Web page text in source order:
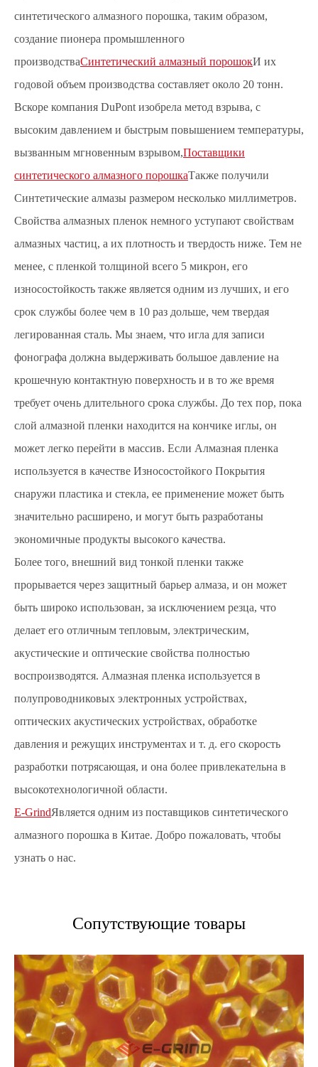
синтетического алмазного порошка, таким образом,
создание пионера промышленного
производстваСинтетический алмазный порошокИ их
годовой объем производства составляет около 20 тонн.
Вскоре компания DuPont изобрела метод взрыва, с
высоким давлением и быстрым повышением температуры,
вызванным мгновенным взрывом,Поставщики
синтетического алмазного порошкаТакже получили
Синтетические алмазы размером несколько миллиметров.
Свойства алмазных пленок немного уступают свойствам
алмазных частиц, а их плотность и твердость ниже. Тем не
менее, с пленкой толщиной всего 5 микрон, его
износостойкость также является одним из лучших, и его
срок службы более чем в 10 раз дольше, чем твердая
легированная сталь. Мы знаем, что игла для записи
фонографа должна выдерживать большое давление на
крошечную контактную поверхность и в то же время
требует очень длительного срока службы. До тех пор, пока
слой алмазной пленки находится на кончике иглы, он
может легко перейти в массив. Если Алмазная пленка
используется в качестве Износостойкого Покрытия
снаружи пластика и стекла, ее применение может быть
значительно расширено, и могут быть разработаны
экономичные продукты высокого качества.
Более того, внешний вид тонкой пленки также
прорывается через защитный барьер алмаза, и он может
быть широко использован, за исключением резца, что
делает его отличным тепловым, электрическим,
акустические и оптические свойства полностью
воспроизводятся. Алмазная пленка используется в
полупроводниковых электронных устройствах,
оптических акустических устройствах, обработке
давления и режущих инструментах и т. д. его скорость
разработки потрясающая, и она более привлекательна в
высокотехнологичной области.
E-GrindЯвляется одним из поставщиков синтетического
алмазного порошка в Китае. Добро пожаловать, чтобы
узнать о нас.
Сопутствующие товары